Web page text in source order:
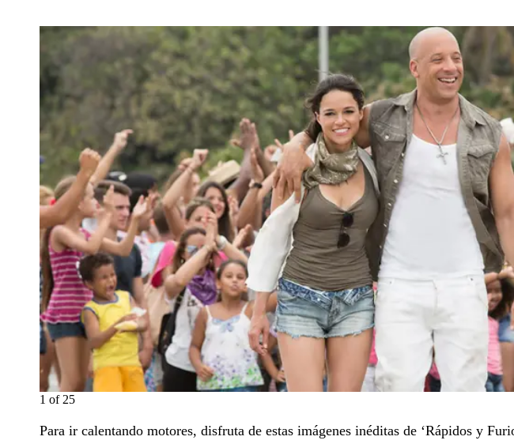
1 of 25
Para ir calentando motores, disfruta de estas imágenes inéditas de ‘Rápidos y